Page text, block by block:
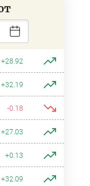
+28.92
+32.19
-0.18
+27.03
+0.13
+32.09